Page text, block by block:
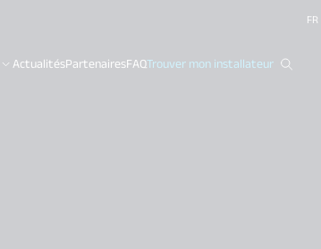
FR
ActualitésPartenairesFAQTrouver mon installateur